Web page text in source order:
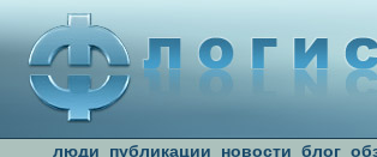
люди публикации новости блог